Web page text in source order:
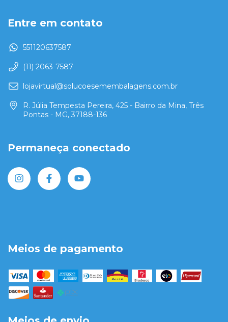
Entre em contato
551120637587
(11) 2063-7587
lojavirtual@solucoesemembalagens.com.br
R. Júlia Tempesta Pereira, 425 - Bairro da Mina, Três
Pontas - MG, 37188-136
Permaneça conectado
Meios de pagamento